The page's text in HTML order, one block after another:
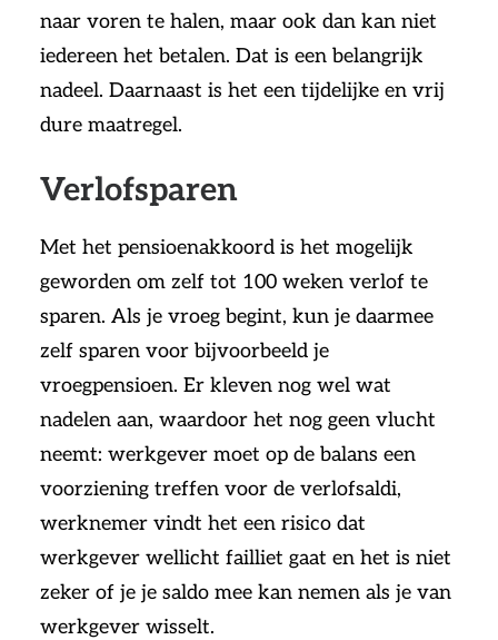
naar voren te halen, maar ook dan kan niet
iedereen het betalen. Dat is een belangrijk
nadeel. Daarnaast is het een tijdelijke en vrij
dure maatregel.
Verlofsparen
Met het pensioenakkoord is het mogelijk
geworden om zelf tot 100 weken verlof te
sparen. Als je vroeg begint, kun je daarmee
zelf sparen voor bijvoorbeeld je
vroegpensioen. Er kleven nog wel wat
nadelen aan, waardoor het nog geen vlucht
neemt: werkgever moet op de balans een
voorziening treffen voor de verlofsaldi,
werknemer vindt het een risico dat
werkgever wellicht failliet gaat en het is niet
zeker of je je saldo mee kan nemen als je van
werkgever wisselt.